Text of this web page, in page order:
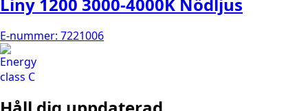
Liny 1200 3000-4000K Nödljus
E-nummer: 7221006